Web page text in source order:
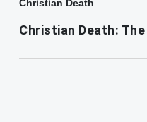
Christian Death
Christian Death: